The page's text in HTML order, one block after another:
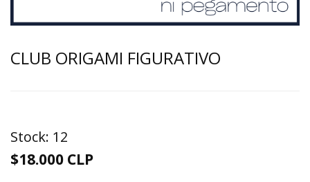
CLUB ORIGAMI FIGURATIVO
Stock: 12
$18.000 CLP